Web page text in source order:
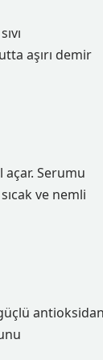
aşırı demir
açar. Serumu
ve nemli